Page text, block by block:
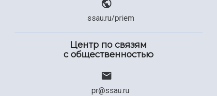
ssau.ru/priem
Центр по связям
с общественностью
pr@ssau.ru